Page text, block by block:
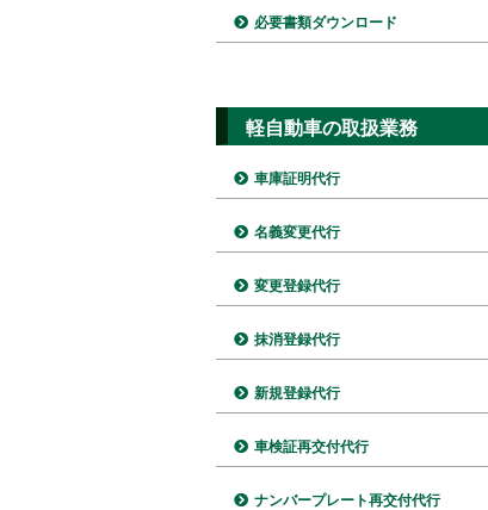
必要書類ダウンロード
軽自動車の取扱業務
車庫証明代行
名義変更代行
変更登録代行
抹消登録代行
新規登録代行
車検証再交付代行
ナンバープレート再交付代行